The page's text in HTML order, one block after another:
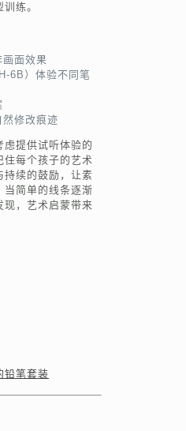
练。
面效果
6B）体验不同笔
修改痕迹
提供试听体验的
每个孩子的艺术
持续的鼓励，让素
当简单的线条逐渐
现，艺术启蒙带来
铅笔套装